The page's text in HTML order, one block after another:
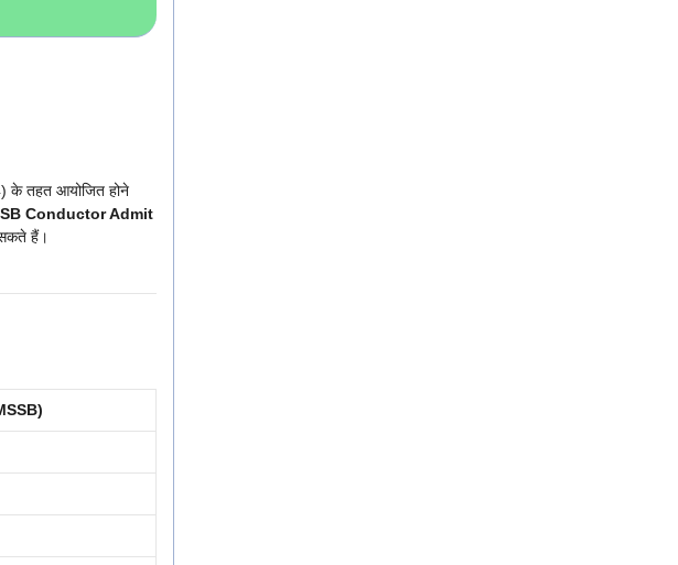
तहत आयोजित होने
Conductor Admit
हैं।